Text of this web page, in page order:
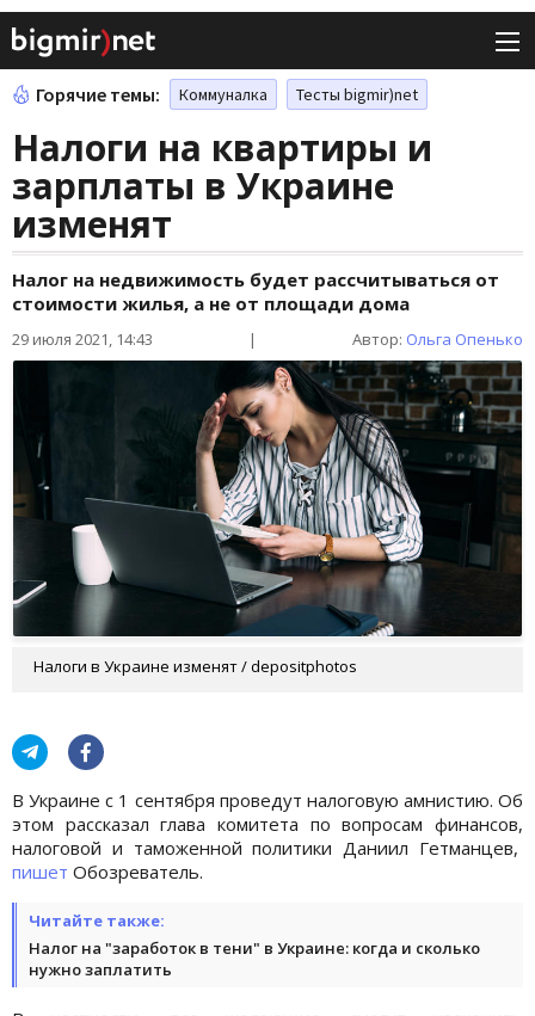
Горячие темы: Коммуналка Тесты bigmir)net
Налоги на квартиры и
зарплаты в Украине
изменят
Налог на недвижимость будет рассчитываться от
стоимости жилья, а не от площади дома
29 июля 2021, 14:43 | Автор: Ольга Опенько
Налоги в Украине изменят / depositphotos
В Украине с 1 сентября проведут налоговую амнистию. Об
этом рассказал глава комитета по вопросам финансов,
налоговой и таможенной политики Даниил Гетманцев,
пишет Обозреватель.
Читайте также:
Налог на "заработок в тени" в Украине: когда и сколько
нужно заплатить